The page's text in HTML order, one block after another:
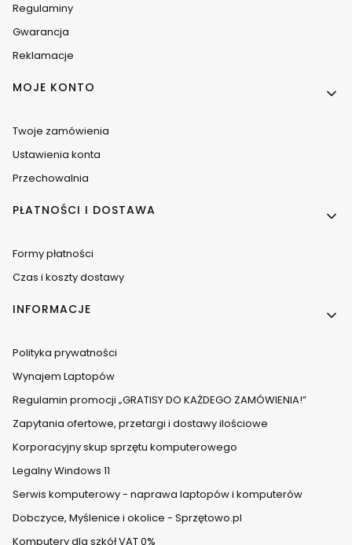
Regulaminy
Gwarancja
Reklamacje
MOJE KONTO
Twoje zamówienia
Ustawienia konta
Przechowalnia
PŁATNOŚCI I DOSTAWA
Formy płatności
Czas i koszty dostawy
INFORMACJE
Polityka prywatności
Wynajem Laptopów
Regulamin promocji „GRATISY DO KAŻDEGO ZAMÓWIENIA!”
Zapytania ofertowe, przetargi i dostawy ilościowe
Korporacyjny skup sprzętu komputerowego
Legalny Windows 11
Serwis komputerowy - naprawa laptopów i komputerów
Dobczyce, Myślenice i okolice - Sprzętowo.pl
Komputery dla szkół VAT 0%